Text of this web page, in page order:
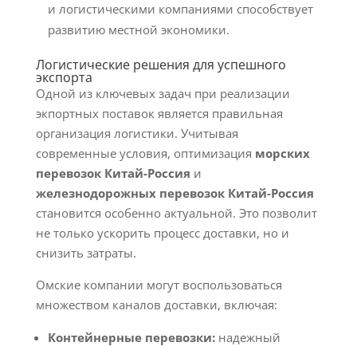
и логистическими компаниями способствует
развитию местной экономики.
Логистические решения для успешного
экспорта
Одной из ключевых задач при реализации
экпортных поставок является правильная
организация логистики. Учитывая
современные условия, оптимизация морских
перевозок Китай-Россия и
железнодорожных перевозок Китай-Россия
становится особенно актуальной. Это позволит
не только ускорить процесс доставки, но и
снизить затраты.
Омские компании могут воспользоваться
множеством каналов доставки, включая:
Контейнерные перевозки:надежный